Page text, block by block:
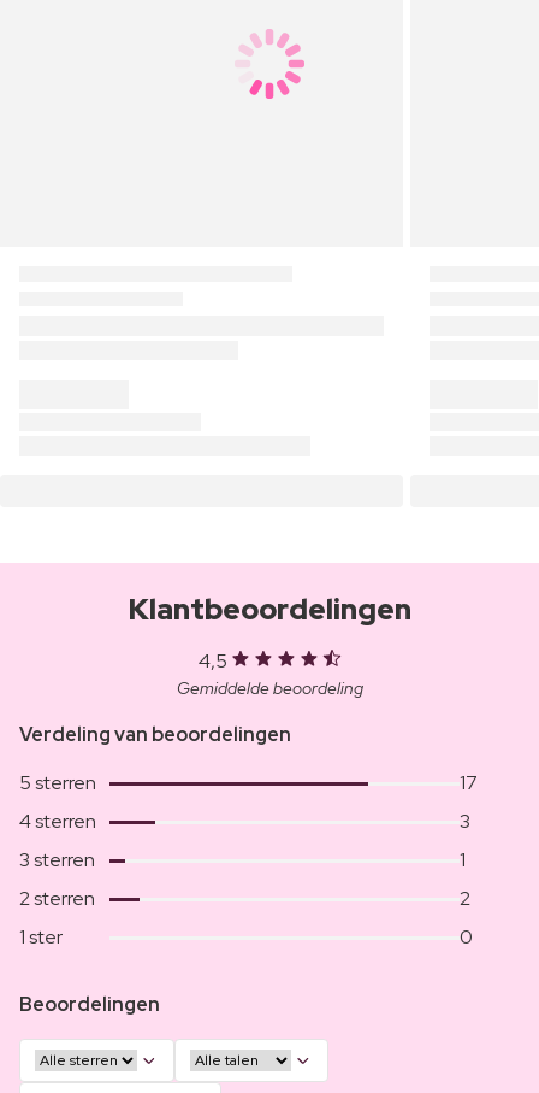
Klantbeoordelingen
4,5
Gemiddelde beoordeling
Verdeling van beoordelingen
5 sterren
17
4 sterren
3
3 sterren
1
2 sterren
2
1 ster
0
Beoordelingen